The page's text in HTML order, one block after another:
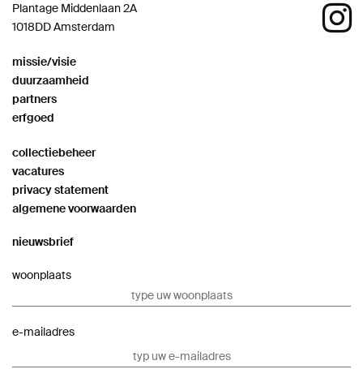
Plantage Middenlaan 2A
1018DD Amsterdam
missie/visie
duurzaamheid
partners
erfgoed
collectiebeheer
vacatures
privacy statement
algemene voorwaarden
nieuwsbrief
woonplaats
e-mailadres